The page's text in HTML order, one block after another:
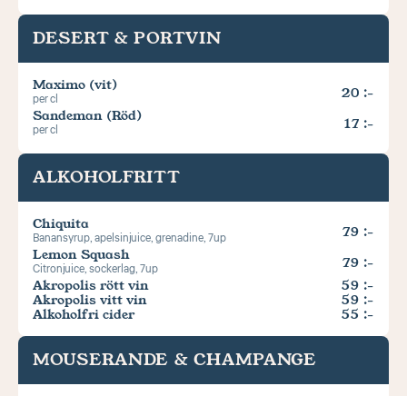
DESERT & PORTVIN
Maximo (vit)
per cl
20 :-
Sandeman (Röd)
per cl 17 :-
ALKOHOLFRITT
Chiquita
Banansyrup, apelsinjuice, grenadine, 7up
79 :-
Lemon Squash
Citronjuice, sockerlag, 7up
79 :-
Akropolis rött vin
59 :-
Akropolis vitt vin
59 :-
Alkoholfri cider
55 :-
MOUSERANDE & CHAMPANGE